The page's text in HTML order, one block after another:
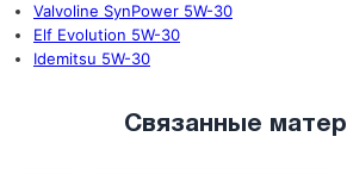
Valvoline SynPower 5W-30
Elf Evolution 5W-30
Idemitsu 5W-30
Связанные